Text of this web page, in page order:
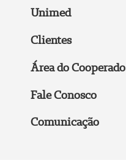
Unimed
Clientes
Área do Cooperado
Fale Conosco
Comunicação